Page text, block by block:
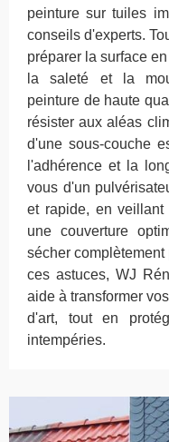
peinture sur tuiles
conseils d'experts.
préparer la surface
la saleté et la
peinture de haute
résister aux aléas
d'une sous-couche
l'adhérence et la
vous d'un
et rapide, en
une couverture
sécher
ces astuces, WJ
aide à transformer
d'art, tout en
intempéries.